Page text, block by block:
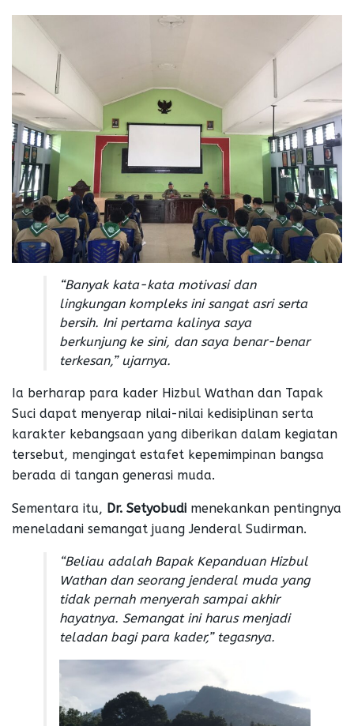
“Banyak kata-kata motivasi dan
lingkungan kompleks ini sangat asri serta
bersih. Ini pertama kalinya saya
berkunjung ke sini, dan saya benar-benar
terkesan,”ujarnya.
Ia berharap para kader Hizbul Wathan dan Tapak
Suci dapat menyerap nilai-nilai kedisiplinan serta
karakter kebangsaan yang diberikan dalam kegiatan
tersebut, mengingat estafet kepemimpinan bangsa
berada di tangan generasi muda.
Sementara itu, Dr. Setyobudi menekankan pentingnya
meneladani semangat juang Jenderal Sudirman.
“Beliau adalah Bapak Kepanduan Hizbul
Wathan dan seorang jenderal muda yang
tidak pernah menyerah sampai akhir
hayatnya. Semangat ini harus menjadi
teladan bagi para kader,”tegasnya.